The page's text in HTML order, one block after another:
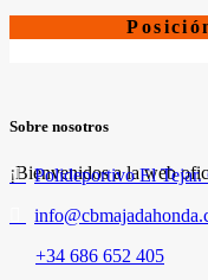
Sobre nosotros
¡Bienvenidos a la web
Polideportivo El Tejar.
+34 686 652 405